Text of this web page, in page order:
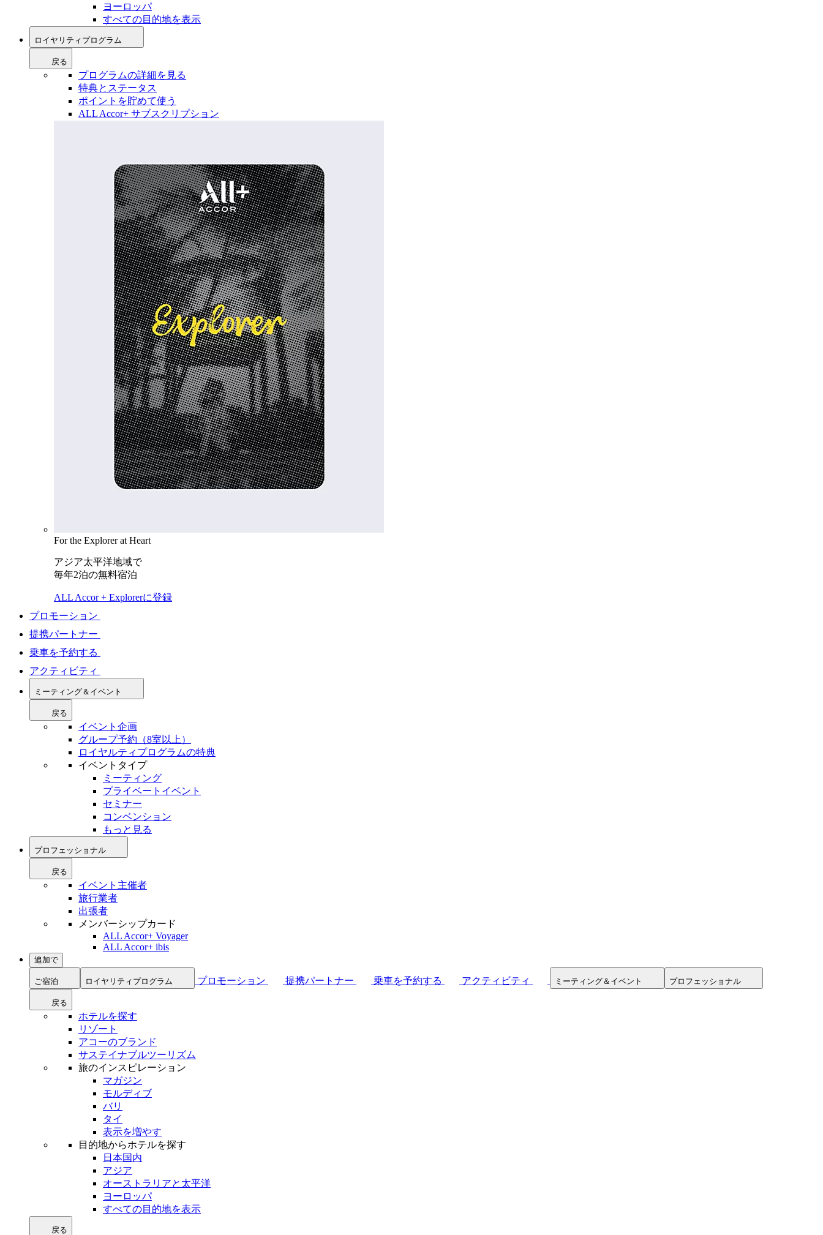
ヨーロッパ
すべての目的地を表示
ロイヤリティプログラム
戻る
プログラムの詳細を見る
特典とステータス
ポイントを貯めて使う
ALL Accor+ サブスクリプション
For the Explorer at Heart
アジア太平洋地域で
毎年2泊の無料宿泊
ALL Accor + Explorerに登録
プロモーション
提携パートナー
乗車を予約する
アクティビティ
ミーティング＆イベント
戻る
イベント企画
グループ予約（8室以上）
ロイヤルティプログラムの特典
イベントタイプ
ミーティング
プライベートイベント
セミナー
コンベンション
もっと見る
プロフェッショナル
戻る
イベント主催者
旅行業者
出張者
メンバーシップカード
ALL Accor+ Voyager
ALL Accor+ ibis
追加で
ご宿泊 ロイヤリティプログラム プロモーション 提携パートナー 乗車を予約する アクティビティ ミーティング＆イベント プロフェッショナル
戻る
ホテルを探す
リゾート
アコーのブランド
サステイナブルツーリズム
旅のインスピレーション
マガジン
モルディブ
バリ
タイ
表示を増やす
目的地からホテルを探す
日本国内
アジア
オーストラリアと太平洋
ヨーロッパ
すべての目的地を表示
戻る